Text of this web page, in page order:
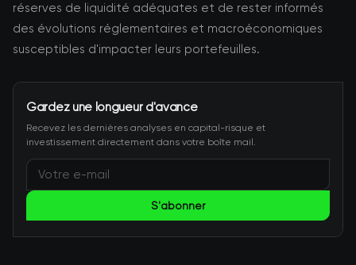
réserves de liquidité adéquates et de rester informés
des évolutions réglementaires et macroéconomiques
susceptibles d'impacter leurs portefeuilles.
Gardez une longueur d'avance
Recevez les dernières analyses en capital-risque et
investissement directement dans votre boîte mail.
S'abonner